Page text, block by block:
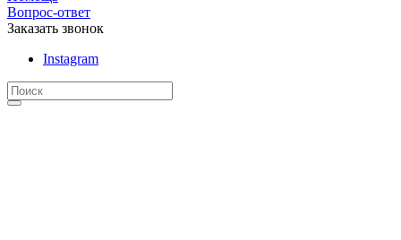
Вопрос-ответ
Заказать звонок
Instagram